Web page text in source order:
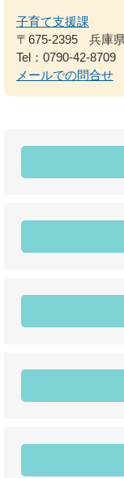
子育て支援課
〒675-2395
兵庫
Tel：0790-42-8709
メールでの問合せ